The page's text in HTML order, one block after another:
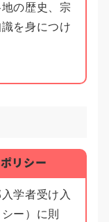
の歴史、宗
を身につけ
リシー
学者受け入
ー）に則